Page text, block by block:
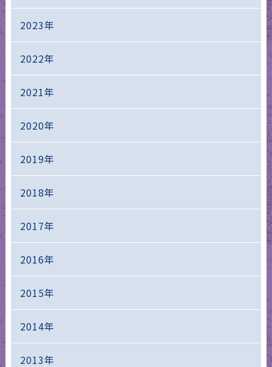
2023年
2022年
2021年
2020年
2019年
2018年
2017年
2016年
2015年
2014年
2013年